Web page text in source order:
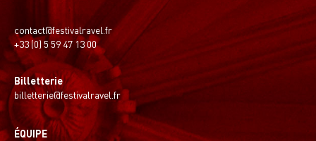
contact@festivalravel.fr
+33 (0) 5 59 47 13 00
Billetterie
billetterie@festivalravel.fr
ÉQUIPE